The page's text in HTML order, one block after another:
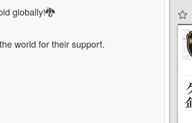
globally!🐉
world for their support.